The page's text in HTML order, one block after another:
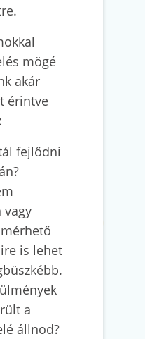
mögé
akár
érintve
fejlődni
vagy
is lehet
a
állnod?